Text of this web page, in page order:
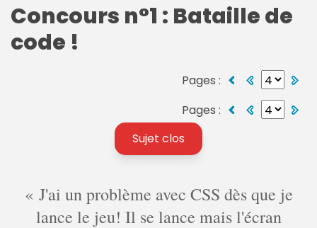
Concours n°1 : Bataille de
code !
Pages :
Pages :
Sujet clos
J'ai un problème avec CSS dès que je
lance le jeu! Il se lance mais l'écran